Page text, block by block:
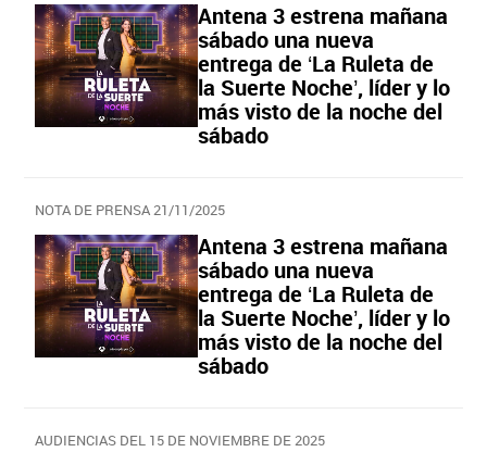
Antena 3 estrena mañana
sábado una nueva
entrega de ‘La Ruleta de
la Suerte Noche’, líder y lo
más visto de la noche del
sábado
NOTA DE PRENSA 21/11/2025
Antena 3 estrena mañana
sábado una nueva
entrega de ‘La Ruleta de
la Suerte Noche’, líder y lo
más visto de la noche del
sábado
AUDIENCIAS DEL 15 DE NOVIEMBRE DE 2025